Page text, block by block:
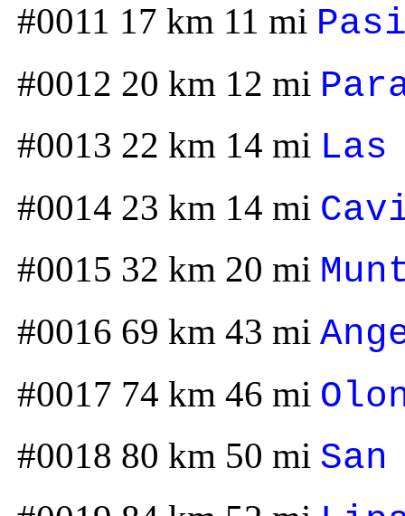
#0011 17 km 11 mi
#0012 20 km 12 mi
#0013 22 km 14 mi
#0014 23 km 14 mi
#0015 32 km 20 mi
#0016 69 km 43 mi
#0017 74 km 46 mi
#0018 80 km 50 mi